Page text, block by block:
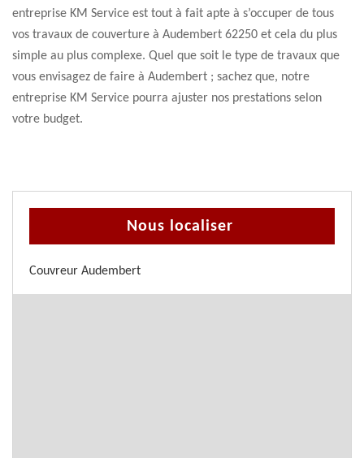
entreprise KM Service est tout à fait apte à s’occuper de tous
vos travaux de couverture à Audembert 62250 et cela du plus
simple au plus complexe. Quel que soit le type de travaux que
vous envisagez de faire à Audembert ; sachez que, notre
entreprise KM Service pourra ajuster nos prestations selon
votre budget.
Nous localiser
Couvreur Audembert